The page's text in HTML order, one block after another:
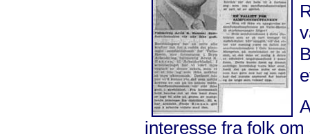
interesse fra folk